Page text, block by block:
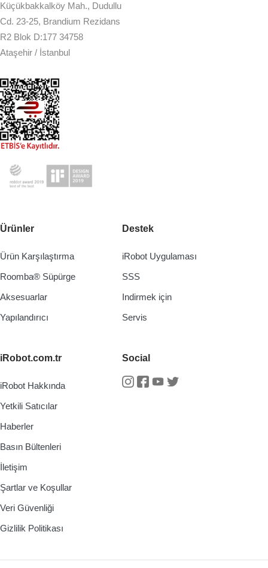
Küçükbakkalköy Mah., Dudullu
Cd. 23-25, Brandium Rezidans
R2 Blok D:177 34758
Ataşehir / İstanbul
Ürünler
Ürün Karşılaştırma
Roomba® Süpürge
Aksesuarlar
Yapılandırıcı
Destek
iRobot Uygulaması
SSS
Indirmek için
Servis
iRobot.com.tr
iRobot Hakkında
Yetkili Satıcılar
Haberler
Basın Bültenleri
İletişim
Şartlar ve Koşullar
Veri Güvenliği
Gizlilik Politikası
Social
Instagram
Facebook
Youtube